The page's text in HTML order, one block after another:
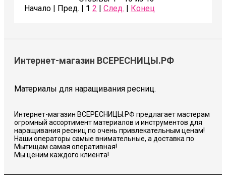
Начало | Пред. | 1 2 След. Конец
Интернет-магазин ВСЕРЕСНИЦЫ.РФ
Материалы для наращивания ресниц.
Интернет-магазин ВСЕРЕСНИЦЫ.РФ предлагает мастерам
огромный ассортимент материалов и инструментов для
наращивания ресниц по очень привлекательным ценам!
Наши операторы самые внимательные, а доставка по
Мытищам самая оперативная!
Мы ценим каждого клиента!